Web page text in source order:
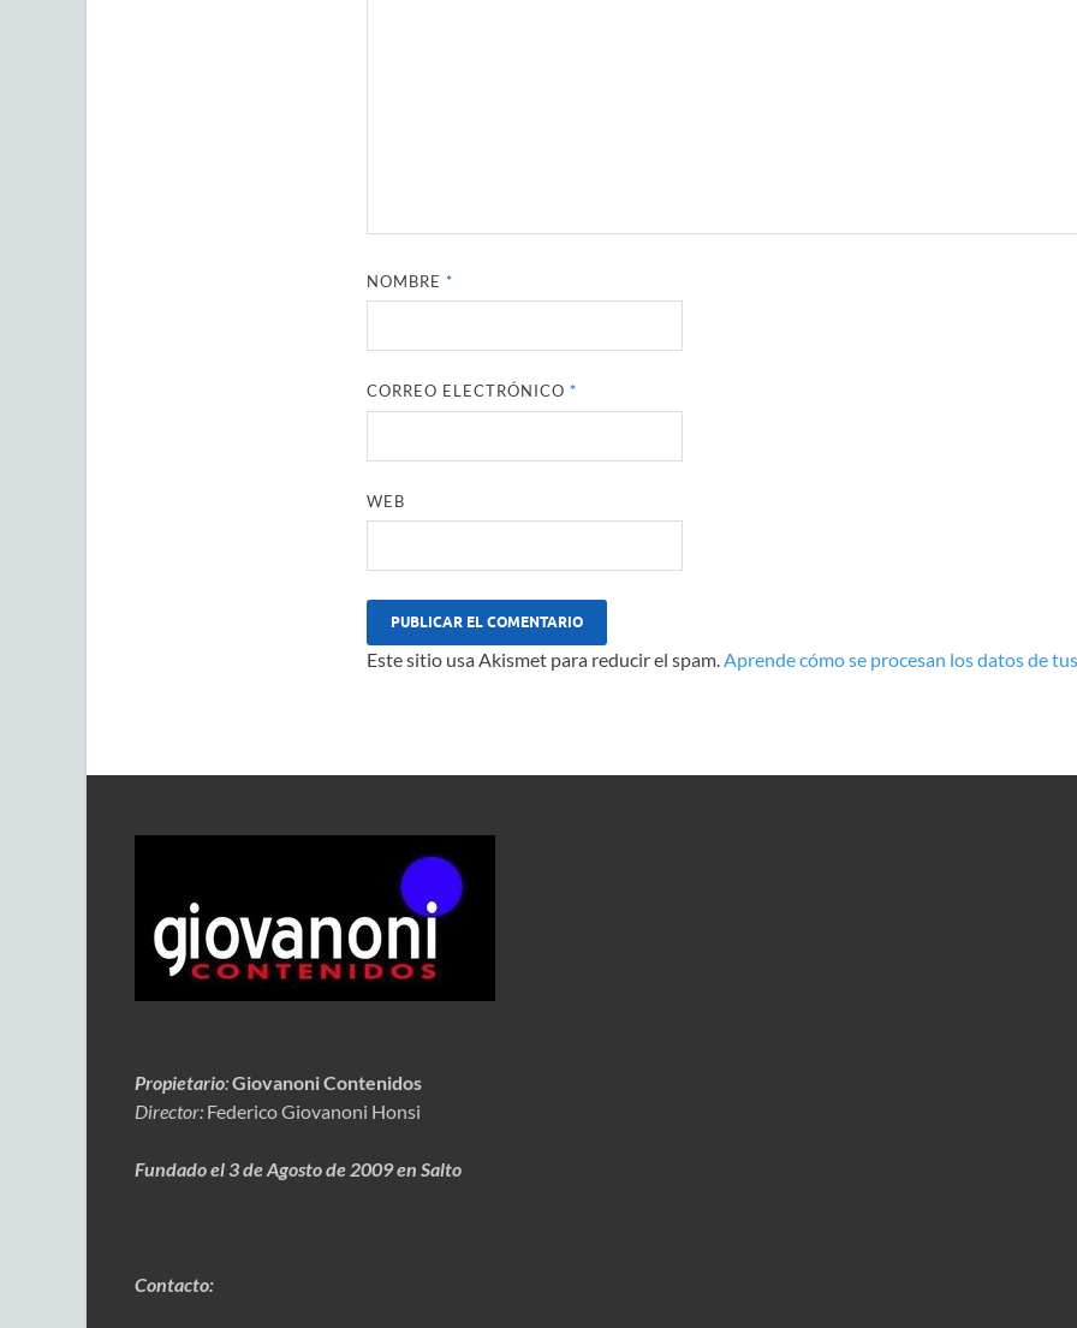
NOMBRE *
CORREO ELECTRÓNICO *
WEB
Este sitio usa Akismet para reducir el spam.Aprende cómo se procesan los datos de
Propietario:Giovanoni Contenidos
Director: Federico Giovanoni Honsi
Fundado el 3 de Agosto de 2009 en Salto
Contacto: